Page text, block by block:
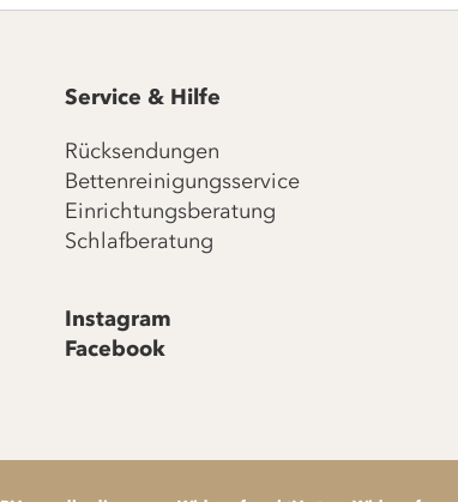
Service & Hilfe
Rücksendungen
Bettenreinigungsservice
Einrichtungsberatung
Schlafberatung
Instagram
Facebook